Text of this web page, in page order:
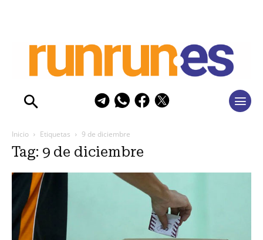
Inicio Etiquetas 9 de diciembre
Tag: 9 de diciembre